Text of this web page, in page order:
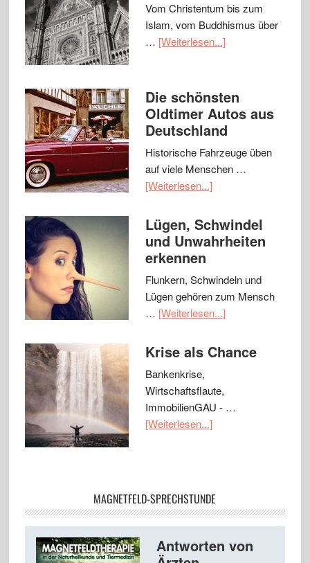
Vom Christentum bis zum
Islam, vom Buddhismus über
… [Weiterlesen...]
Die schönsten
Oldtimer Autos aus
Deutschland
Historische Fahrzeuge üben
auf viele Menschen …
[Weiterlesen...]
Lügen, Schwindel
und Unwahrheiten
erkennen
Flunkern, Schwindeln und
Lügen gehören zum Mensch
… [Weiterlesen...]
Krise als Chance
Bankenkrise,
Wirtschaftsflaute,
ImmobilienGAU - …
[Weiterlesen...]
MAGNETFELD-SPRECHSTUNDE
Antworten von